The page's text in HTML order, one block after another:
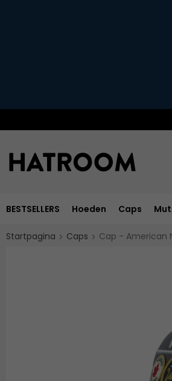
BESTSELLERS Hoeden Caps
Startpagina Caps Cap - American